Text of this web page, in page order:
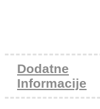
Dodatne
Informacije